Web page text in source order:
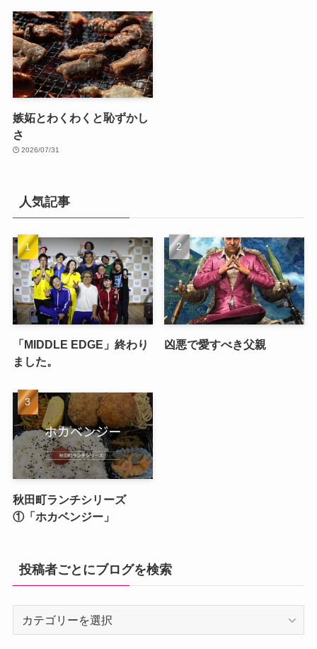
嫉妬とわくわくと恥ずかし
さ
2026/07/31
人気記事
「MIDDLE EDGE」終わり
ました。
凶悪で愛すべき父親
秋田町ランチシリーズ
①「ホカベンジー」
投稿者ごとにブログを検索